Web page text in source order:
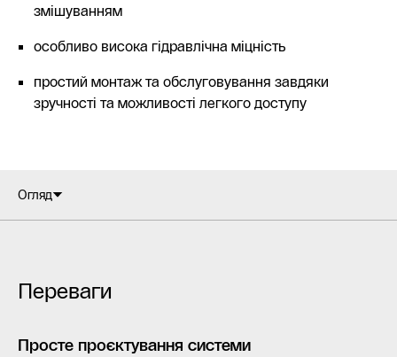
змішуванням
особливо висока гідравлічна міцність
простий монтаж та обслуговування завдяки
зручності та можливості легкого доступу
Огляд
Переваги
Просте проєктування системи